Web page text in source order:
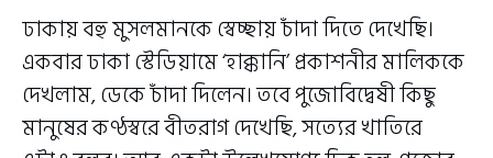
ঢাকায় বহু মুসলমানকে স্বেচ্ছায় চাঁদা দিতে দেখেছি।
একবার ঢাকা স্টেডিয়ামে ‘হাক্কানি’ প্রকাশনীর মালিককে
দেখলাম, ডেকে চাঁদা দিলেন। তবে পুজোবিদ্বেষী কিছু
মানুষের কণ্ঠস্বরে বীতরাগ দেখেছি, সত্যের খাতিরে